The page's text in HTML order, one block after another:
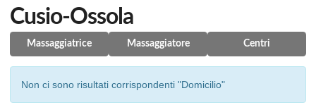
Cusio-Ossola
Massaggiatrice Massaggiatore Centri
Non ci sono risultati corrispondenti "Domicilio"